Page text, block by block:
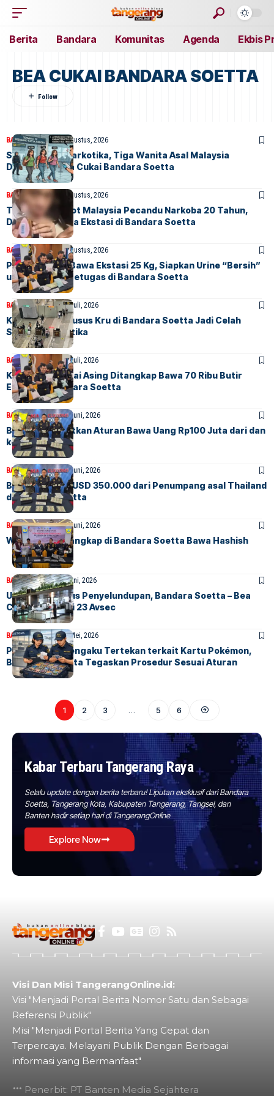
Berita Bandara Komunitas Agenda Ekbis
BEA CUKAI BANDARA SOETTA
BANDARABERITA5 Agustus, 2026
Selundupkan Narkotika, Tiga Wanita Asal Malaysia
Diamankan Bea Cukai Bandara Soetta
BANDARABERITA 3 Agustus, 2026
Terungkap! Pilot Malaysia Pecandu Narkoba 20 Tahun,
Ditangkap Bawa Ekstasi di Bandara Soetta
BANDARA BERITA3 Agustus, 2026
Pilot Malaysia Bawa Ekstasi 25 Kg, Siapkan Urine “Bersih”
untuk Kelabui Petugas di Bandara Soetta
BANDARABERITA 31 Juli, 2026
Ketika Jalur Khusus Kru di Bandara Soetta Jadi Celah
Sindikat Narkotika
BANDARA BERITA31 Juli, 2026
Kopilot Maskapai Asing Ditangkap Bawa 70 Ribu Butir
Ekstasi di Bandara Soetta
BANDARABERITA26 Juni, 2026
Bea Cukai Ingatkan Aturan Bawa Uang Rp100 Juta dari dan
ke Luar Negeri
BANDARABERITA25 Juni, 2026
Bea Cukai Sita USD 350.000 dari Penumpang asal Thailand
di Bandara Soetta
BANDARABERITA24 Juni, 2026
WNA Rusia Ditangkap di Bandara Soetta Bawa Hashish
BANDARABERITA5 Juni, 2026
Ungkap 19 Kasus Penyelundupan, Bandara Soetta – Bea
Cukai Apresiasi 23 Avsec
BANDARABERITA16 Mei, 2026
Penumpang Mengaku Tertekan terkait Kartu Pokémon,
Bea Cukai Soetta Tegaskan Prosedur Sesuai Aturan
1 2 3 … 5 6
Kabar Terbaru Tangerang Raya
Selalu update dengan berita terbaru! Liputan eksklusif dari Bandara
Soetta, Tangerang Kota, Kabupaten Tangerang, Tangsel, dan
Banten hadir setiap hari di TangerangOnline
Explore Now
Visi Dan Misi TangerangOnline.id:
Visi "Menjadi Portal Berita Nomor Satu dan Sebagai
Referensi Publik"
Misi "Menjadi Portal Berita Yang Cepat dan
Terpercaya. Melayani Publik Dengan Berbagai
informasi yang Bermanfaat"
Penerbit: PT Banten Media Sejahtera